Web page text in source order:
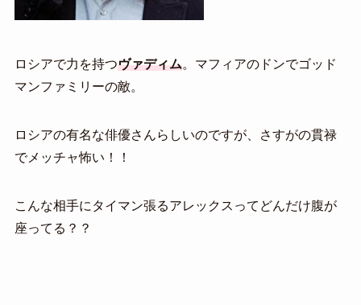
ロシアで力を持つヴァディム。マフィアのドンでゴッド
マンファミリーの敵。
ロシアの有名な俳優さんらしいのですが、さすがの貫禄
でメッチャ怖い！！
こんな相手にタイマン張るアレックスってどんだけ腹が
座ってる？？